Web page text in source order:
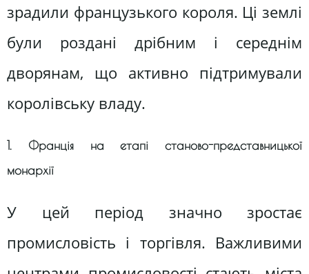
зрадили французького короля. Ці землі
були роздані дрібним і середнім
дворянам, що активно підтримували
королівську владу.
1. Франція на етапі станово-представницької
монархії
У цей період значно зростає
промисловість і торгівля. Важливими